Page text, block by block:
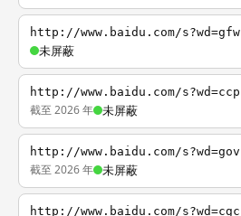
http://www.baidu.com/s?wd=gfw
未屏蔽
http://www.baidu.com/s?wd=ccp
截至 2026 年 未屏蔽
http://www.baidu.com/s?wd=gov
截至 2026 年 未屏蔽
http://www.baidu.com/s?wd=cgc